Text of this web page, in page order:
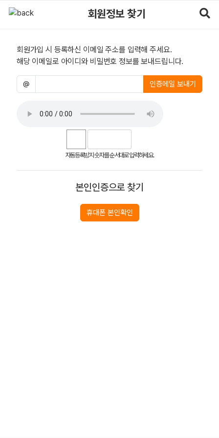
회원정보 찾기
회원가입 시 등록하신 이메일 주소를 입력해 주세요.
해당 이메일로 아이디와 비밀번호 정보를 보내드립니다.
이메일
@ 인증메일 보내기
자동등록방지 숫자를 순서대로 입력하세요.
본인인증으로 찾기
휴대폰 본인확인